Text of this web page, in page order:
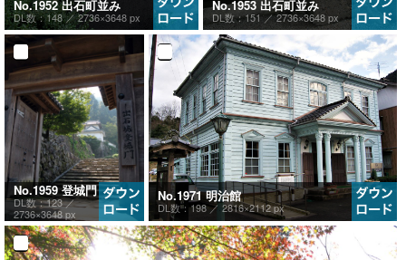
No.1952 出石町並み
DL数：148 ／2736×3648 px
No.1953 出石町並み
DL数：151 ／2736×3648 px
No.1959 登城門
DL数：123 ／
2736×3648 px
No.1971 明治館
DL数：198 ／2816×2112 px